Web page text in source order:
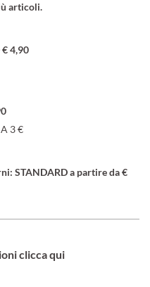
articoli.
4,90
3 €
STANDARD a partire da €
clicca qui